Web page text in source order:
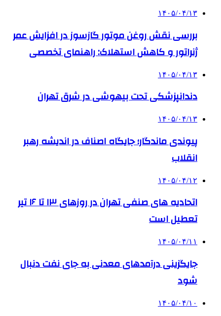
۱۴۰۵/۰۴/۱۳
بررسی نقش روغن موتور گازسوز در افزایش عمر
ژنراتور و کاهش استهلاک: راهنمای تخصصی
۱۴۰۵/۰۴/۱۳
دندانپزشکی تحت بیهوشی در شرق تهران
۱۴۰۵/۰۴/۱۳
پیوندی ماندگار؛ جایگاه اصناف در اندیشه رهبر
انقلاب
۱۴۰۵/۰۴/۱۲
اتحادیه های صنفی تهران در روزهای ۱۳ تا ۱۶ تیر
تعطیل است
۱۴۰۵/۰۴/۱۱
جایگزینی درآمدهای معدنی به جای نفت دنبال
شود
۱۴۰۵/۰۴/۱۰